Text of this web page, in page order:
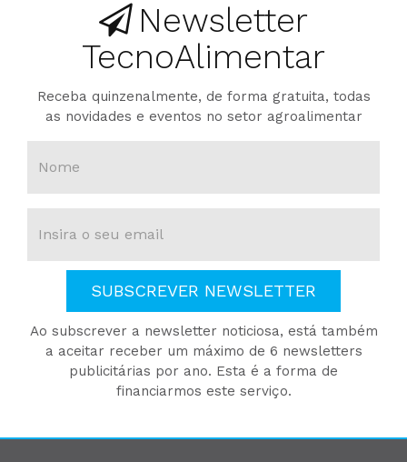
Newsletter
TecnoAlimentar
Receba quinzenalmente, de forma gratuita, todas
as novidades e eventos no setor agroalimentar
SUBSCREVER NEWSLETTER
Ao subscrever a newsletter noticiosa, está também
a aceitar receber um máximo de 6 newsletters
publicitárias por ano. Esta é a forma de
financiarmos este serviço.